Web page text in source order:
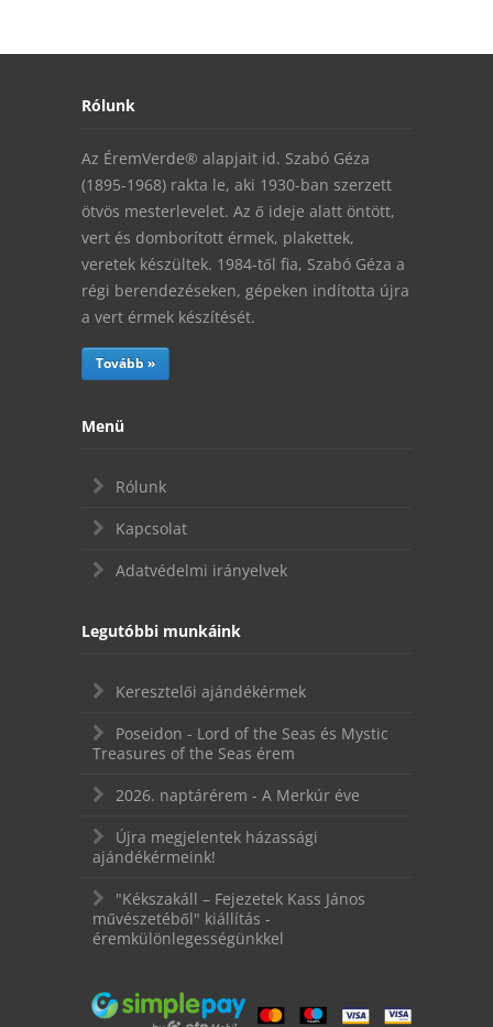
Rólunk
Az ÉremVerde® alapjait id. Szabó Géza
(1895-1968) rakta le, aki 1930-ban szerzett
ötvös mesterlevelet. Az ő ideje alatt öntött,
vert és domborított érmek, plakettek,
veretek készültek. 1984-től fia, Szabó Géza a
régi berendezéseken, gépeken indította újra
a vert érmek készítését.
Tovább »
Menü
Rólunk
Kapcsolat
Adatvédelmi irányelvek
Legutóbbi munkáink
Keresztelői ajándékérmek
Poseidon - Lord of the Seas és Mystic
Treasures of the Seas érem
2026. naptárérem - A Merkúr éve
Újra megjelentek házassági
ajándékérmeink!
"Kékszakáll – Fejezetek Kass János
művészetéből" kiállítás -
éremkülönlegességünkkel